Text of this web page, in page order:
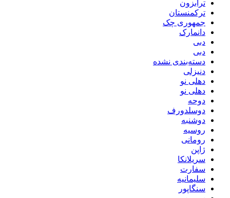
ترابزون
ترکمنستان
جمهوری چک
دانمارک
دبی
دبی
دسته‌بندی نشده
دنیزلی
دهلی نو
دهلی نو
دوحه
دوسلدورف
دوشنبه
روسیه
رومانی
ژاپن
سریلانکا
سفارت
سلیمانیه
سنگاپور